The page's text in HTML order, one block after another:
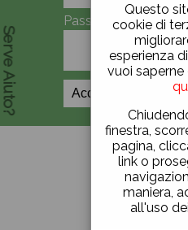
Questo
cookie di
esperienza
vuoi saperne
finestra,
pagina,
link o
maniera,
all'uso
Password
Crea
Serve Aiuto?